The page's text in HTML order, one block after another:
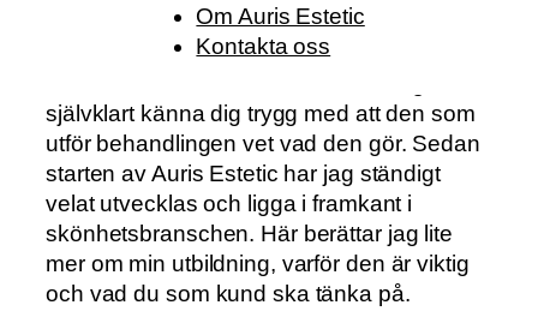
Om Auris Estetic
Kontakta oss
självklart känna dig trygg med att den som
utför behandlingen vet vad den gör. Sedan
starten av Auris Estetic har jag ständigt
velat utvecklas och ligga i framkant i
skönhetsbranschen. Här berättar jag lite
mer om min utbildning, varför den är viktig
och vad du som kund ska tänka på.